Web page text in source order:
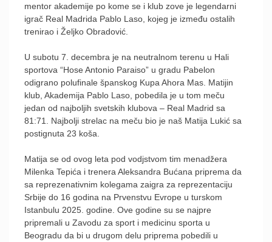
mentor akademije po kome se i klub zove je legendarni
igrač Real Madrida Pablo Laso, kojeg je između ostalih
trenirao i Željko Obradović.
U subotu 7. decembra je na neutralnom terenu u Hali
sportova “Hose Antonio Paraiso” u gradu Pabelon
odigrano polufinale španskog Kupa Ahora Mas. Matijin
klub, Akademija Pablo Laso, pobedila je u tom meču
jedan od najboljih svetskih klubova – Real Madrid sa
81:71. Najbolji strelac na meču bio je naš Matija Lukić sa
postignuta 23 koša.
Matija se od ovog leta pod vodjstvom tim menadžera
Milenka Tepića i trenera Aleksandra Bućana priprema da
sa reprezenativnim kolegama zaigra za reprezentaciju
Srbije do 16 godina na Prvenstvu Evrope u turskom
Istanbulu 2025. godine. Ove godine su se najpre
pripremali u Zavodu za sport i medicinu sporta u
Beogradu da bi u drugom delu priprema pobedili u